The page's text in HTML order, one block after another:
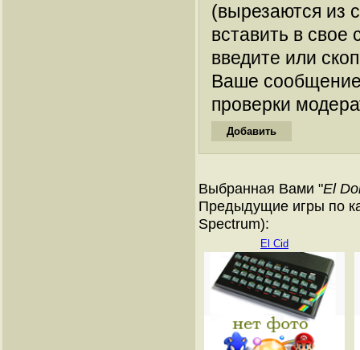
(вырезаются из
вставить в
введите или
Ваше
проверки
Выбранная Вами "El
Предыдущие игры по
Spectrum):
El Cid